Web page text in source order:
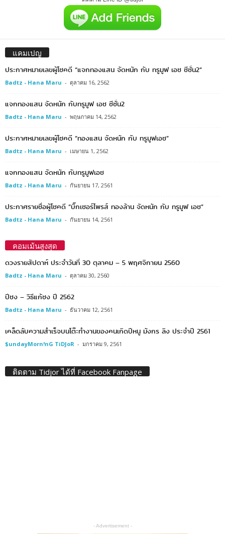
แคมเปญ
ประกาศหมายเลขผู้โชคดี “แจกทองแสน จัดหนัก กับ ทรูมูฟ เอช ซีซั่น2”
Badtz - Hana Maru - ตุลาคม 16, 2562
แจกทองแสน จัดหนัก กับทรูมูฟ เอช ซีซั่น2
Badtz - Hana Maru - พฤษภาคม 14, 2562
ประกาศหมายเลขผู้โชคดี “ทองแสน จัดหนัก กับ ทรูมูฟเอช”
Badtz - Hana Maru - เมษายน 1, 2562
แจกทองแสน จัดหนัก กับทรูมูฟเอช
Badtz - Hana Maru - กันยายน 17, 2561
ประกาศรายชื่อผู้โชคดี “บิ๊กเซอร์ไพรส์ ทองล้าน จัดหนัก กับ ทรูมูฟ เอช”
Badtz - Hana Maru - กันยายน 14, 2561
คอมเม้นสูงสุด
ดวงรายสัปดาห์ ประจำวันที่ 30 ตุลาคม – 5 พฤศจิกายน 2560
Badtz - Hana Maru - ตุลาคม 30, 2560
ปีชง – วิธีแก้ชง ปี 2562
Badtz - Hana Maru - ธันวาคม 12, 2561
เคล็ดลับความสำเร็จบนโต๊ะทำงานของคนเกิดปีหนู มังกร ลิง ประจำปี 2561
$undayMorn!nG TiDJoR - มกราคม 9, 2561
ติดตาม Tidjor ได้ที่ Facebook Fanpage
- Advertisement -